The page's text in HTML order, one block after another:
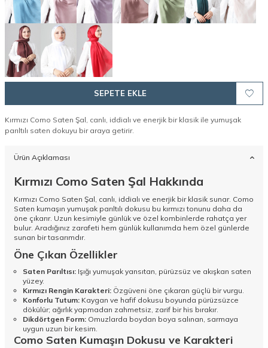
SEPETE EKLE
Kırmızı Como Saten Şal, canlı, iddialı ve enerjik bir klasik ile yumuşak
parıltılı saten dokuyu bir araya getirir.
Ürün Açıklaması
Kırmızı Como Saten Şal Hakkında
Kırmızı Como Saten Şal, canlı, iddialı ve enerjik bir klasik sunar. Como
Saten kumaşın yumuşak parıltılı dokusu bu kırmızı tonunu daha da
öne çıkarır. Uzun kesimiyle günlük ve özel kombinlerde rahatça yer
bulur. Aradığınız zarafeti hem günlük kullanımda hem özel günlerde
sunan bir tasarımdır.
Öne Çıkan Özellikler
Saten Parıltısı: Işığı yumuşak yansıtan, pürüzsüz ve akışkan saten
yüzey.
Kırmızı Rengin Karakteri: Özgüveni öne çıkaran güçlü bir vurgu.
Konforlu Tutum: Kaygan ve hafif dokusu boyunda pürüzsüzce
dökülür; ağırlık yapmadan zahmetsiz, zarif bir his bırakır.
Dikdörtgen Form: Omuzlarda boydan boya salınan, sarmaya
uygun uzun bir kesim.
Como Saten Kumaşın Dokusu ve Karakteri